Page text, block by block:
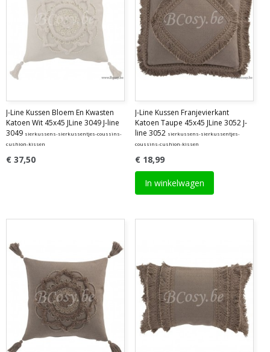
J-Line Kussen Bloem En Kwasten
Katoen Wit 45x45 JLine 3049 J-line
3049 sierkussens-sierkussentjes-coussins-
cushion-kissen
€ 37,50
J-Line Kussen Franjevierkant
Katoen Taupe 45x45 JLine 3052 J-
line 3052 sierkussens-sierkussentjes-
coussins-cushion-kissen
€ 18,99
In winkelwagen